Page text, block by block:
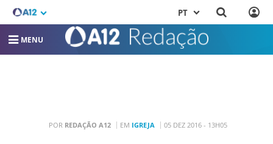
PT
MENU
POR REDAÇÃO A12 EM IGREJA 05 DEZ 2016 - 13H05